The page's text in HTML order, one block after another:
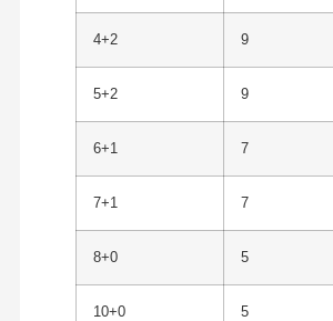
4+2 9
5+2 9
6+1 7
7+1 7
8+0 5
10+0 5